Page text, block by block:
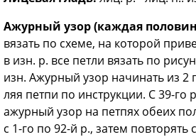
Ажурный узор (каждая
вязать по схеме, на которой
в изн. р. все петли вязать по
изн. Ажурный узор начинать из
ляя петпи по инструкции. С 39-го
ажурный узор на петпях обеих
с 1-го по 92-й р., затем повторять